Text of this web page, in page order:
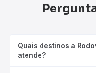
Quais destinos a
atende?